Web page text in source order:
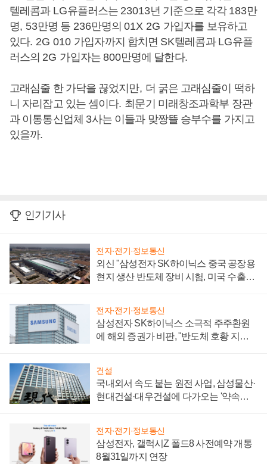
텔레콤과 LG유플러스는 23013년 기준으로 각각 183만
명, 53만명 등 236만명의01X 2G 가입자를 보유하고
있다. 2G 010 가입자까지 합치면 SK텔레콤과 LG유플
러스의 2G 가입자는 800만명에 달한다.
고래심줄 한 가닥을 끊었지만, 더 굵은 고래심줄이 떡하
니 자리잡고 있는 셈이다. 최문기 미래창조과학부 장관
과 이통통신업체 3사는 이들과 맞짱뜰 승부수를 가지고
있을까.
인기기사
전자·전기·정보통신
외신 "삼성전자 SK하이닉스 중국 공장용
현지 생산 반도체 장비 시험, 미국 수출통
전자·전기·정보통신
삼성전자 SK하이닉스 소극적 주주환원
에 해외 증권가 비판, "반도체 호황 지속
건설
국내외서 속도 붙는 원전 사업, 삼성물산·
현대건설·대우건설에 다가오는 '약속의
전자·전기·정보통신
삼성전자, 갤럭시Z 폴드8 사전예약 개통
8월31일까지 연장